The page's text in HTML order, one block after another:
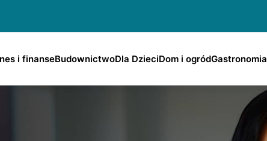
i finanseBudownictwoDla DzieciDom i ogródGastronomia